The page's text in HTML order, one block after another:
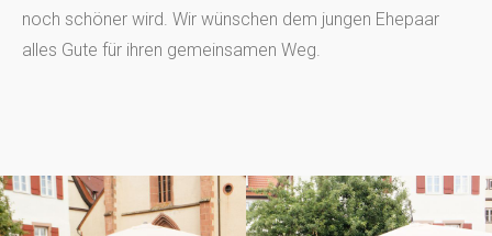
noch schöner wird. Wir wünschen dem jungen Ehepaar
alles Gute für ihren gemeinsamen Weg.